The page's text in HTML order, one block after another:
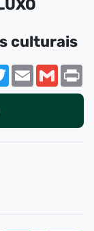
culturais
Twitter
EmailGmail